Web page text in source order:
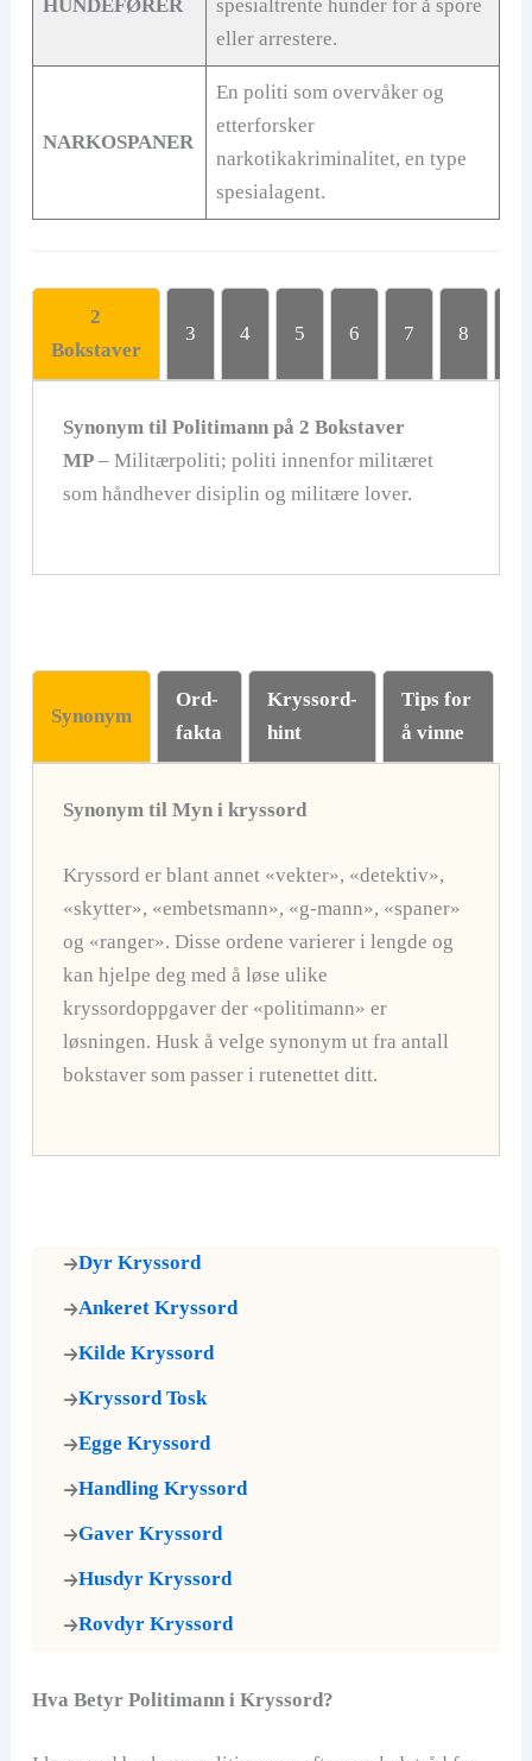
HUNDEFØRER
spesialtrente hunder for å spore
eller arrestere.
NARKOSPANER
En politi som overvåker og
etterforsker
narkotikakriminalitet, en type
spesialagent.
2
Bokstaver
3 4 5 6 7 8
Synonym til Politimannpå 2 Bokstaver
MP– Militærpoliti; politi innenfor militæret
som håndhever disiplin og militære lover.
Synonym
Ord-
fakta
Kryssord-
hint
Tips for
å vinne
Synonym til Myn i kryssord
Kryssord er blant annet «vekter», «detektiv»,
«skytter», «embetsmann», «g-mann», «spaner»
og «ranger». Disse ordene varierer i lengde og
kan hjelpe deg med å løse ulike
kryssordoppgaver der «politimann» er
løsningen. Husk å velge synonym ut fra antall
bokstaver som passer i rutenettet ditt.
Dyr Kryssord
Ankeret Kryssord
Kilde Kryssord
Kryssord Tosk
Egge Kryssord
Handling Kryssord
Gaver Kryssord
Husdyr Kryssord
Rovdyr Kryssord
Hva Betyr Politimann i Kryssord?